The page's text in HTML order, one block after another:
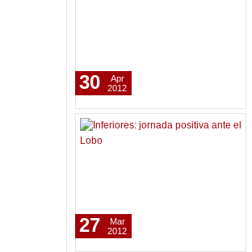
30
Apr
2012
27
Mar
2012